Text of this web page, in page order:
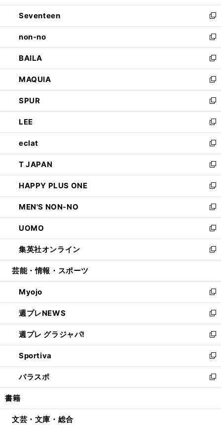
開
く
ウ
で
開
く
ン
ド
ウ
で
開
く
Seventeen
新
し
い
ウ
ィ
ン
ド
ウ
で
開
く
non-no
新
し
い
ウ
ィ
ン
ド
ウ
で
開
く
BAILA
新
し
い
ウ
ィ
ン
ド
ウ
で
開
く
MAQUIA
新
し
い
ウ
ィ
ン
ド
ウ
で
開
く
SPUR
新
し
い
ウ
ィ
ン
ド
ウ
で
開
く
LEE
新
し
い
ウ
ィ
ン
ド
ウ
で
開
く
eclat
新
し
い
ウ
ィ
ン
ド
ウ
で
開
く
T JAPAN
新
し
い
ウ
ィ
ン
ド
ウ
で
開
HAPPY PLUS ONE
新
し
い
ウ
ィ
ン
ド
ウ
開
く
MEN'S NON-NO
新
し
い
ウ
ィ
ン
ウ
で
開
く
UOMO
新
し
い
ウ
ン
ド
ウ
で
開
く
集英社オンライン
新
し
ウ
ィ
ン
ド
ウ
で
開
く
芸能・情報・スポーツ
Myojo
新
し
い
ウ
ィ
ン
ド
ウ
で
開
週プレNEWS
新
し
い
ウ
ィ
ン
ド
ウ
開
週プレ グラジャパ!
新
し
い
ウ
ィ
ン
ウ
Sportiva
新
し
い
ウ
ン
パラスポ
新
し
ウ
書籍
文芸・文庫・総合